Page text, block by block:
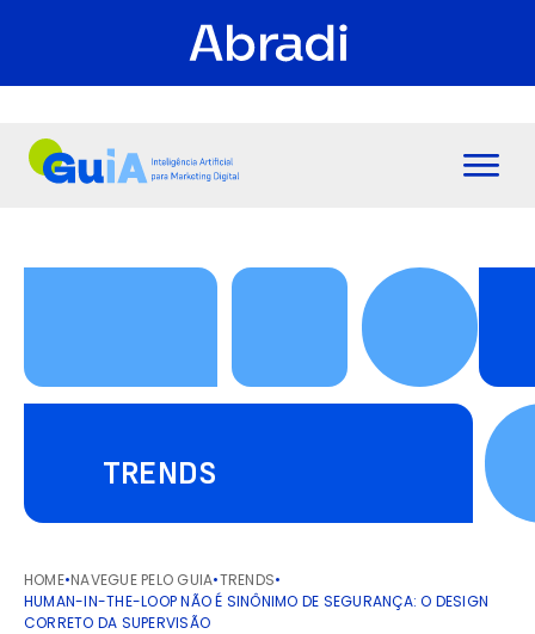
TRENDS
HOME•NAVEGUE PELO GUIA•TRENDS•
HUMAN-IN-THE-LOOP NÃO É SINÔNIMO DE SEGURANÇA: O DESIGN
CORRETO DA SUPERVISÃO